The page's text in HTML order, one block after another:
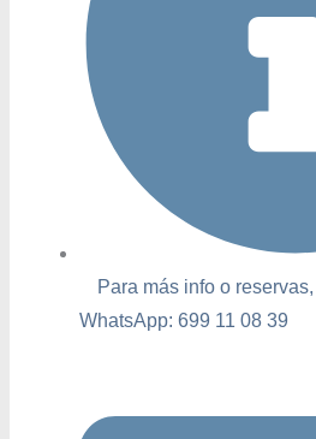
Para más info o
WhatsApp: 699 11 08 39